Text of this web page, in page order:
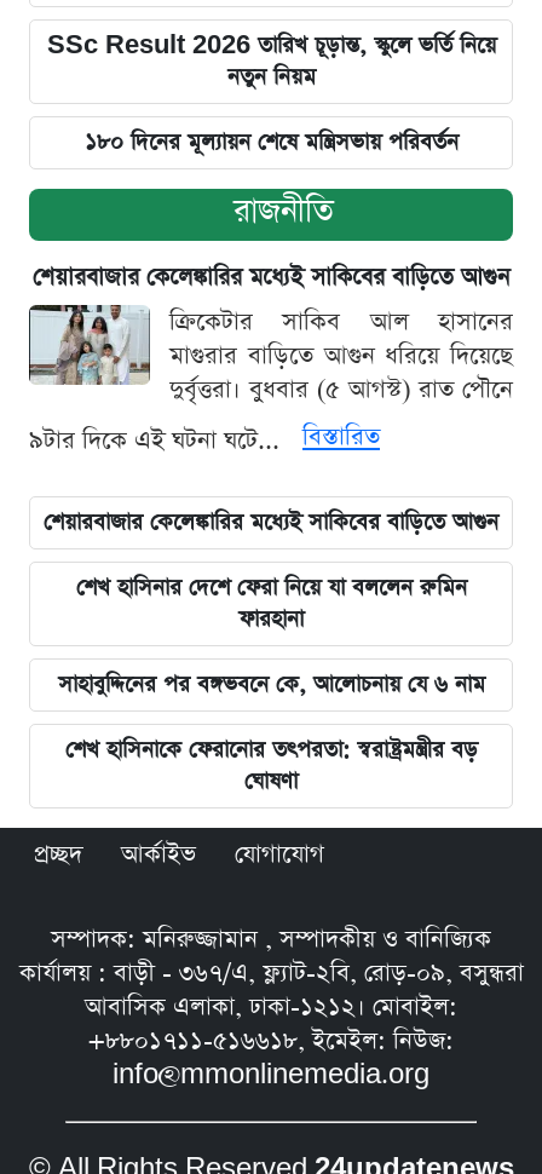
SSc Result 2026 তারিখ চূড়ান্ত, স্কুলে ভর্তি নিয়ে
নতুন নিয়ম
১৮০ দিনের মূল্যায়ন শেষে মন্ত্রিসভায় পরিবর্তন
রাজনীতি
শেয়ারবাজার কেলেঙ্কারির মধ্যেই সাকিবের বাড়িতে আগুন
ক্রিকেটার সাকিব আল হাসানের
মাগুরার বাড়িতে আগুন ধরিয়ে দিয়েছে
দুর্বৃত্তরা। বুধবার (৫ আগস্ট) রাত পৌনে
৯টার দিকে এই ঘটনা ঘটে...
বিস্তারিত
শেয়ারবাজার কেলেঙ্কারির মধ্যেই সাকিবের বাড়িতে আগুন
শেখ হাসিনার দেশে ফেরা নিয়ে যা বললেন রুমিন
ফারহানা
সাহাবুদ্দিনের পর বঙ্গভবনে কে, আলোচনায় যে ৬ নাম
শেখ হাসিনাকে ফেরানোর তৎপরতা: স্বরাষ্ট্রমন্ত্রীর বড়
ঘোষণা
প্রচ্ছদ আর্কাইভ যোগাযোগ
সম্পাদক: মনিরুজ্জামান , সম্পাদকীয় ও বানিজ্যিক
কার্যালয় : বাড়ী - ৩৬৭/এ, ফ্ল্যাট-২বি, রোড়-০৯, বসুন্ধরা
আবাসিক এলাকা, ঢাকা-১২১২। মোবাইল:
+৮৮০১৭১১-৫১৬৬১৮, ইমেইল: নিউজ:
info@mmonlinemedia.org